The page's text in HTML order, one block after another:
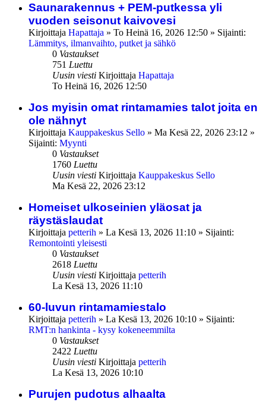
Saunarakennus + PEM-putkessa yli
vuoden seisonut kaivovesi
Kirjoittaja Hapattaja » To Heinä 16, 2026 12:50 » Sijainti:
Lämmitys, ilmanvaihto, putket ja sähkö
0 Vastaukset
751 Luettu
Uusin viesti Kirjoittaja Hapattaja
To Heinä 16, 2026 12:50
Jos myisin omat rintamamies talot joita en
ole nähnyt
Kirjoittaja Kauppakeskus Sello » Ma Kesä 22, 2026 23:12 »
Sijainti: Myynti
0 Vastaukset
1760 Luettu
Uusin viesti Kirjoittaja Kauppakeskus Sello
Ma Kesä 22, 2026 23:12
Homeiset ulkoseinien yläosat ja
räystäslaudat
Kirjoittaja petterih » La Kesä 13, 2026 11:10 » Sijainti:
Remontointi yleisesti
0 Vastaukset
2618 Luettu
Uusin viesti Kirjoittaja petterih
La Kesä 13, 2026 11:10
60-luvun rintamamiestalo
Kirjoittaja petterih » La Kesä 13, 2026 10:10 » Sijainti:
RMT:n hankinta - kysy kokeneemmilta
0 Vastaukset
2422 Luettu
Uusin viesti Kirjoittaja petterih
La Kesä 13, 2026 10:10
Purujen pudotus alhaalta